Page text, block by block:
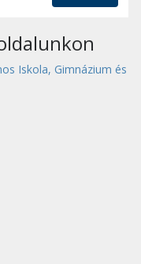
Iskola, Gimnázium és